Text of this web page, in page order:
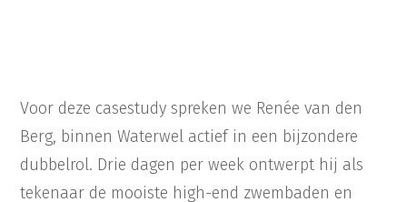
Voor deze casestudy spreken we Renée van den
Berg, binnen Waterwel actief in een bijzondere
dubbelrol. Drie dagen per week ontwerpt hij als
tekenaar de mooiste high-end zwembaden en